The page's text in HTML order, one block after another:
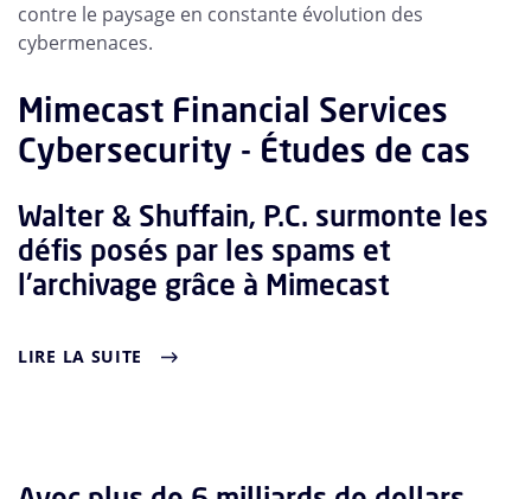
contre le paysage en constante évolution des
cybermenaces.
Mimecast Financial Services
Cybersecurity - Études de cas
Walter & Shuffain, P.C. surmonte les
défis posés par les spams et
l'archivage grâce à Mimecast
LIRE LA SUITE